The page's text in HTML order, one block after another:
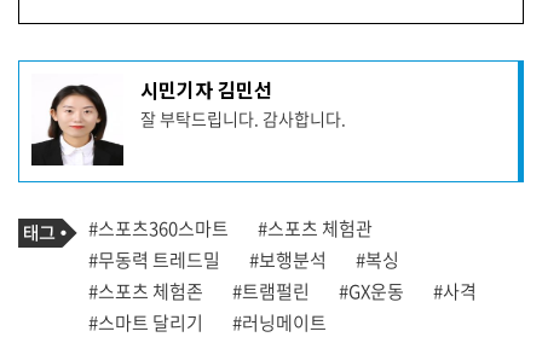
작
성
자
프
필
시민기자 김민선
잘 부탁드립니다. 감사합니다.
기
사
관
련
태
그
태
그
#스포츠360스마트
#스포츠 체험관
#무동력 트레드밀
#보행분석
#복싱
#스포츠 체험존
#트램펄린 #GX운동
#사격
#스마트 달리기
#러닝메이트